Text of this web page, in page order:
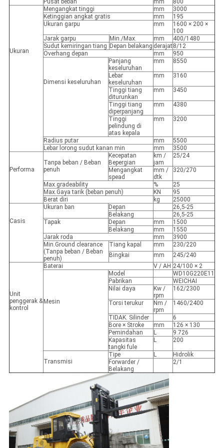
Pusat beban mm 800
Ukuran
Mengangkat tinggi mm
3000
Ketinggian angkat gratis
mm
195
Ukuran garpu
mm
1600 × 200 ×
100
Jarak garpu
Min./Max. mm
400/1480
Sudut kemiringan tiang Depan belakang derajat8/12
Overhang depan
mm 950
Dimensi keseluruhan
Panjang
keseluruhan
mm 8550
Lebar
keseluruhan
mm 3160
Tinggi tiang
diturunkan
mm 3450
Tinggi tiang
diperpanjang
mm 4380
Tinggi
pelindung di
atas kepala
mm 3200
Radius putar mm
5500
Lebar lorong sudut kanan min
mm 3500
Performa
Tanpa beban / Beban
penuh
Kecepatan
Bepergian
km /
jam
25/24
Mengangkat
spead
mm /
dtk
320/270
Max.gradeability %
25
Max.Gaya tarik (beban penuh)
KN
95
Berat diri
kg 25000
Casis
Ukuran ban Depan
26,5-25
Belakang
26,5-25
Tapak
Depan mm
1500
Belakang
mm
1550
Jarak roda
mm
3900
Min.Ground clearance
(Tanpa beban / Beban
penuh)
Tiang kapal mm
230/220
Bingkai
mm 245/240
Unit
penggerak &
kontrol
Baterai V / AH 24/100 × 2
Mesin
Model
WD10G220E11
Pabrikan
WEICHAI
Nilai daya
Kw /
rpm
162/2300
Torsi terukur
Nm /
rpm
1460/2400
TIDAK. Silinder
6
Bore × Stroke
mm
126 × 130
Pemindahan
L
9.726
Kapasitas
tangki fule
L 200
Transmisi
Tipe L
Hidrolik
Forwarder /
Belakang
2/1